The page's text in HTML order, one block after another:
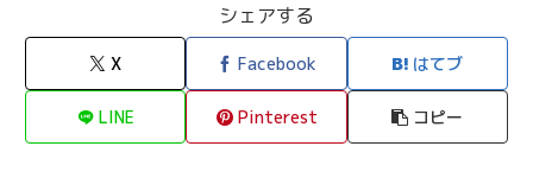
シェアする
X Facebook はてブ
LINE Pinterest コピー